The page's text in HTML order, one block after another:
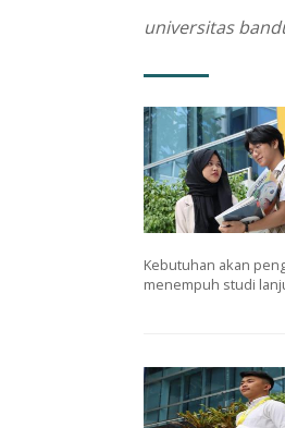
universitas
Kebutuhan akan
menempuh studi